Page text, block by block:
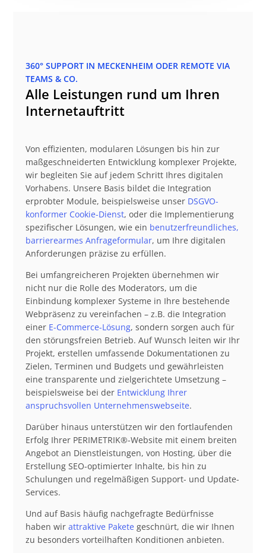
360° SUPPORT IN MECKENHEIM ODER REMOTE VIA
TEAMS & CO.
Alle Leistungen rund um Ihren
Internetauftritt
Von effizienten, modularen Lösungen bis hin zur
maßgeschneiderten Entwicklung komplexer Projekte,
wir begleiten Sie auf jedem Schritt Ihres digitalen
Vorhabens. Unsere Basis bildet die Integration
erprobter Module, beispielsweise unser DSGVO-
konformer Cookie-Dienst, oder die Implementierung
spezifischer Lösungen, wie ein benutzerfreundliches,
barrierearmes Anfrageformular, um Ihre digitalen
Anforderungen präzise zu erfüllen.
Bei umfangreicheren Projekten übernehmen wir
nicht nur die Rolle des Moderators, um die
Einbindung komplexer Systeme in Ihre bestehende
Webpräsenz zu vereinfachen – z.B. die Integration
einer E-Commerce-Lösung, sondern sorgen auch für
den störungsfreien Betrieb. Auf Wunsch leiten wir Ihr
Projekt, erstellen umfassende Dokumentationen zu
Zielen, Terminen und Budgets und gewährleisten
eine transparente und zielgerichtete Umsetzung –
beispielsweise bei der Entwicklung Ihrer
anspruchsvollen Unternehmenswebseite.
Darüber hinaus unterstützen wir den fortlaufenden
Erfolg Ihrer PERIMETRIK®-Website mit einem breiten
Angebot an Dienstleistungen, von Hosting, über die
Erstellung SEO-optimierter Inhalte, bis hin zu
Schulungen und regelmäßigen Support- und Update-
Services.
Und auf Basis häufig nachgefragte Bedürfnisse
haben wir attraktive Pakete geschnürt, die wir Ihnen
zu besonders vorteilhaften Konditionen anbieten.